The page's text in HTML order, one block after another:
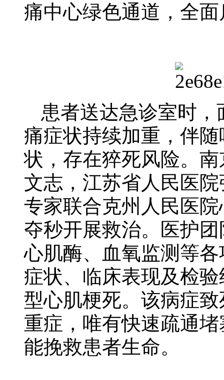
痛中心绿色通道，全
患者送达急诊室时
痛症状持续加重，伴
状，存在猝死风险。
文志，江苏省人民医
专家联合克州人民医
夺秒开展救治。医护
心肌酶、血氧监测等
症状、临床表现及检
型心肌梗死。该病症
重症，唯有快速疏通
能挽救患者生命。